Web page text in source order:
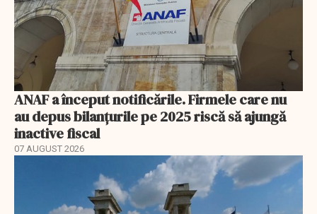
ANAF a început notificările. Firmele care nu
au depus bilanțurile pe 2025 riscă să ajungă
inactive fiscal
07 AUGUST 2026